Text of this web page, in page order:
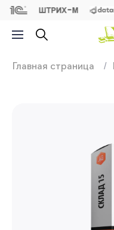
Главная страница